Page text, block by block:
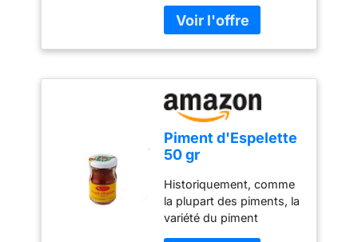
transformé au Pays
Basque selon un savoir-
maturité, séché
naturellement puis
finement moulu pour
préserver toute sa
richesse aromatique.
Polyvalent en cuisine :
viandes, poissons,
légumes, œufs, sauces,
marinades, grillades et
Piment d'Espelette
50 gr
Historiquement, comme
la plupart des piments, la
variété du piment